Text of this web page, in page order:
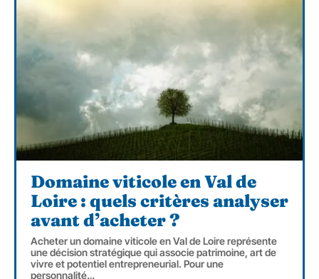
Domaine viticole en Val de
Loire : quels critères analyser
avant d’acheter ?
Acheter un domaine viticole en Val de Loire représente
une décision stratégique qui associe patrimoine, art de
vivre et potentiel entrepreneurial. Pour une
personnalité…